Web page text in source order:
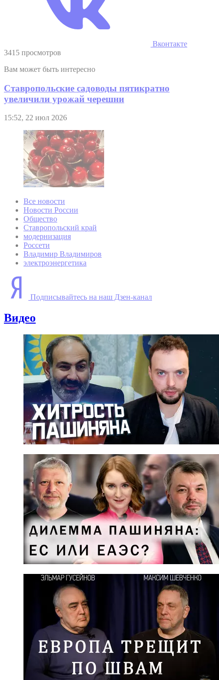
Вконтакте
3415 просмотров
Вам может быть интересно
Ставропольские садоводы пятикратно
увеличили урожай черешни
15:52, 22 июл 2026
Все новости
Новости России
Общество
Ставропольский край
модернизация
Россети
Владимир Владимиров
электроэнергетика
Подписывайтесь на наш Дзен-канал
Видео